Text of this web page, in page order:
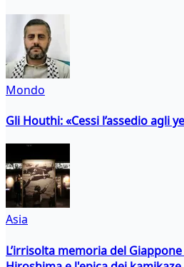
Mondo
Gli Houthi: «Cessi l’assedio agli
Asia
L’irrisolta memoria del